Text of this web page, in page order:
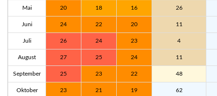
Mai 20 18 16 26
Juni 24 22 20 11
Juli 26 24 23 4
August 27 25 24 11
September 25 23 22 48
Oktober 23 21 19 62